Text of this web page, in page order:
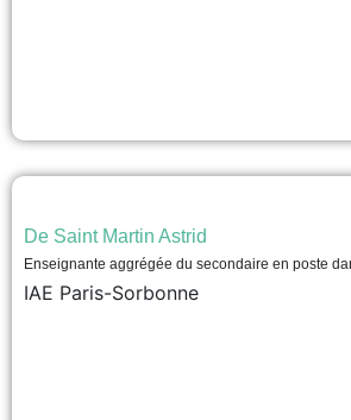
De Saint Martin Astrid
Enseignante aggrégée du secondaire en poste
IAE Paris-Sorbonne